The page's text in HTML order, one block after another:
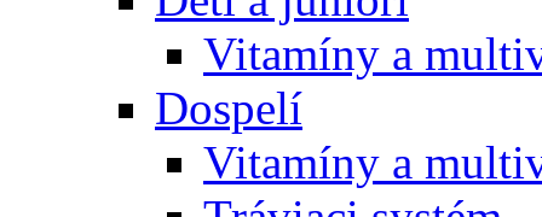
Vitamíny a
Dospelí
Vitamíny a